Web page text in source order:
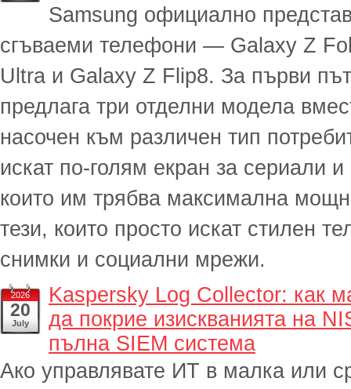
Samsung официално
сгъваеми телефони — Galaxy Z
Ultra и Galaxy Z Flip8. За първи
предлага три отделни модела
насочен към различен тип
искат по-голям екран за сериали и
които им трябва максимална
тези, които просто искат стилен
снимки и социални мрежи.
2026
20
July
Kaspersky Log Collector: как
да покрие изискванията на
пълна SIEM система
Ако управлявате ИТ в малка или